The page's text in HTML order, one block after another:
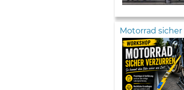
Motorrad